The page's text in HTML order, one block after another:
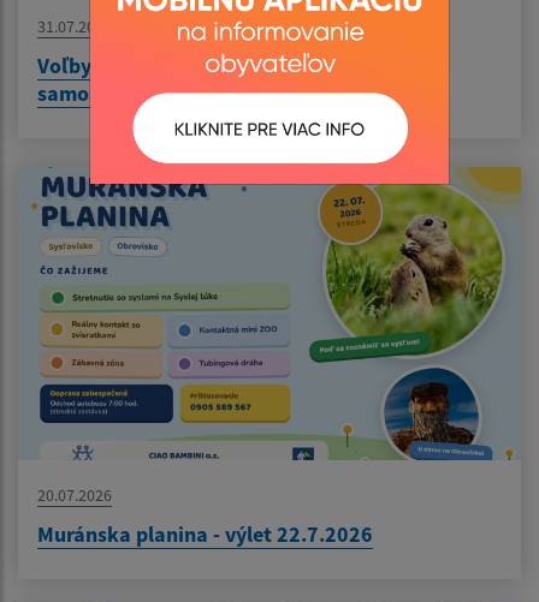
31.07.2026
Voľby do samosprávy obcí a orgánov
samosprávnych krajov 2026
20.07.2026
Muránska planina - výlet 22.7.2026